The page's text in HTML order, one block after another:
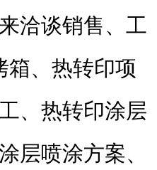
洽谈销售、工
箱、热转印项
、热转印涂层
层喷涂方案、